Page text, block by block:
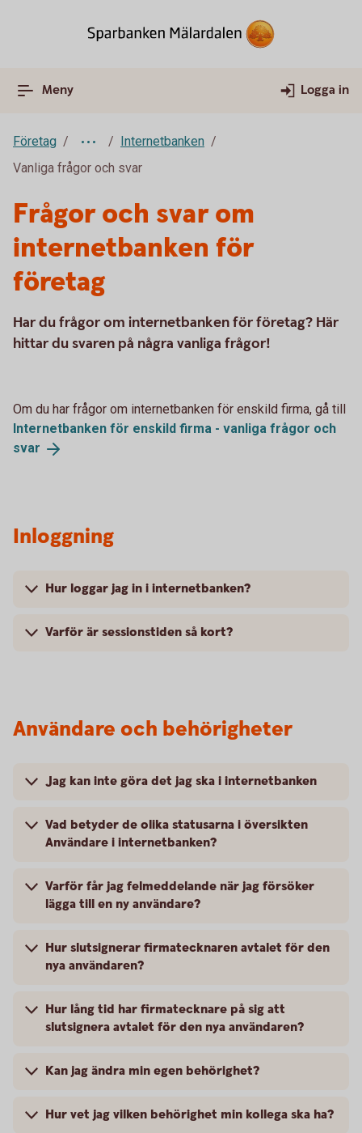
Meny Logga in
Företag
Internetbanken
Vanliga frågor och svar
Frågor och svar om
internetbanken för
företag
Har du frågor om internetbanken för företag? Här
hittar du svaren på några vanliga frågor!
Om du har frågor om internetbanken för enskild firma, gå till
Internetbanken för enskild firma - vanliga frågor och
svar
Inloggning
Hur loggar jag in i internetbanken?
Varför är sessionstiden så kort?
Användare och behörigheter
Jag kan inte göra det jag ska i internetbanken
Vad betyder de olika statusarna i översikten
Användare i internetbanken?
Varför får jag felmeddelande när jag försöker
lägga till en ny användare?
Hur slutsignerar firmatecknaren avtalet för den
nya användaren?
Hur lång tid har firmatecknare på sig att
slutsignera avtalet för den nya användaren?
Kan jag ändra min egen behörighet?
Hur vet jag vilken behörighet min kollega ska ha?